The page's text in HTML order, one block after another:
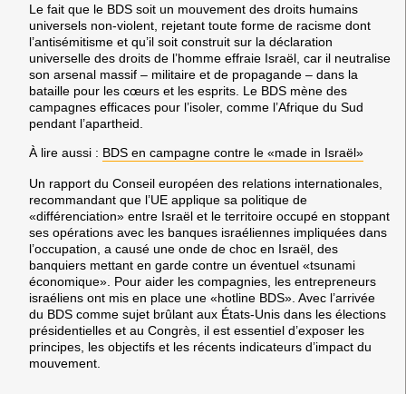
Le fait que le BDS soit un mouvement des droits humains
universels non-violent, rejetant toute forme de racisme dont
l’antisémitisme et qu’il soit construit sur la déclaration
universelle des droits de l’homme effraie Israël, car il neutralise
son arsenal massif – militaire et de propagande – dans la
bataille pour les cœurs et les esprits. Le BDS mène des
campagnes efficaces pour l’isoler, comme l’Afrique du Sud
pendant l’apartheid.
À lire aussi : BDS en campagne contre le «made in Israël»
Un rapport du Conseil européen des relations internationales,
recommandant que l’UE applique sa politique de
«différenciation» entre Israël et le territoire occupé en stoppant
ses opérations avec les banques israéliennes impliquées dans
l’occupation, a causé une onde de choc en Israël, des
banquiers mettant en garde contre un éventuel «tsunami
économique». Pour aider les compagnies, les entrepreneurs
israéliens ont mis en place une «hotline BDS». Avec l’arrivée
du BDS comme sujet brûlant aux États-Unis dans les élections
présidentielles et au Congrès, il est essentiel d’exposer les
principes, les objectifs et les récents indicateurs d’impact du
mouvement.